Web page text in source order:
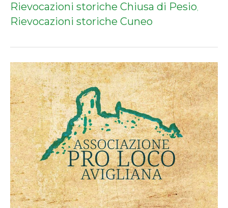
Rievocazioni storiche Chiusa di Pesio,
Rievocazioni storiche Cuneo